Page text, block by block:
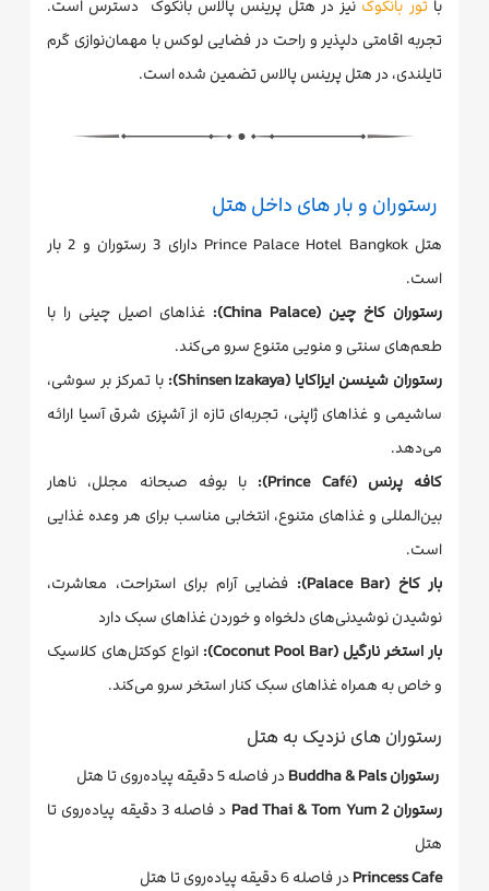
با تور بانکوک نیز در هتل پرینس پالاس بانکوک دسترس است.
تجربه اقامتی دلپذیر و راحت در فضایی لوکس با مهمان‌نوازی گرم
تایلندی، در هتل پرینس پالاس تضمین شده است.
رستوران و بار های داخل هتل
هتل Prince Palace Hotel Bangkok دارای 3 رستوران و 2 بار
است.
رستوران کاخ چین (China Palace):
غذاهای اصیل چینی را با
طعم‌های سنتی و منویی متنوع سرو می‌کند.
رستوران شینسن ایزاکایا (Shinsen Izakaya):
با تمرکز بر سوشی،
ساشیمی و غذاهای ژاپنی، تجربه‌ای تازه از آشپزی شرق آسیا ارائه
می‌دهد.
کافه پرنس (Prince Café):
با بوفه صبحانه مجلل، ناهار
بین‌المللی و غذاهای متنوع، انتخابی مناسب برای هر وعده غذایی
است.
بار کاخ (Palace Bar):
فضایی آرام برای استراحت، معاشرت،
نوشیدن نوشیدنی‌های دلخواه و خوردن غذاهای سبک دارد
بار استخر نارگیل (Coconut Pool Bar):
انواع کوکتل‌های کلاسیک
و خاص به همراه غذاهای سبک کنار استخر سرو می‌کند.
رستوران های نزدیک به هتل
رستوران Buddha & Pals
در فاصله 5 دقیقه پیاده‌روی تا هتل
رستوران Pad Thai & Tom Yum 2
د فاصله 3 دقیقه پیاده‌روی تا
هتل
Princess Cafe در فاصله 6 دقیقه پیاده‌روی تا هتل